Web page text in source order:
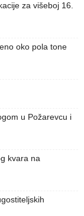
za višeboj 16.
oko pola tone
u Požarevcu i
kvara na